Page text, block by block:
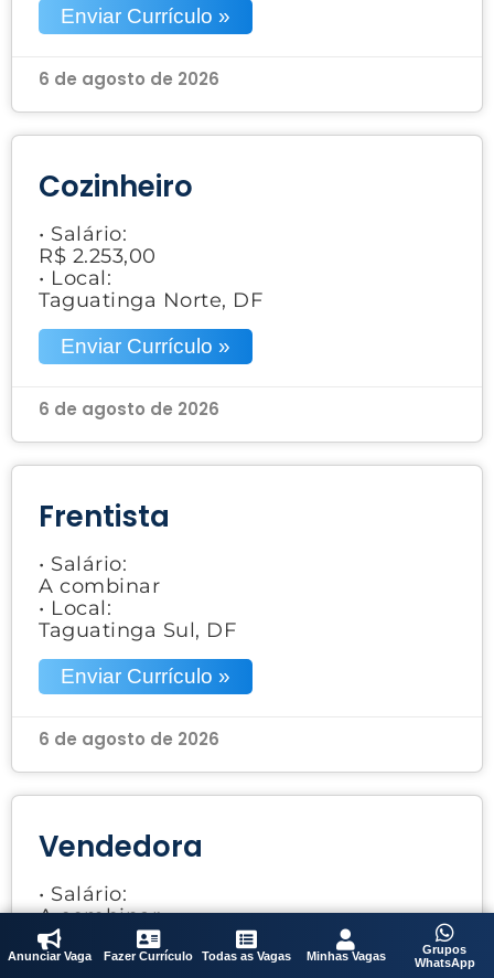
Enviar Currículo »
6 de agosto de 2026
Cozinheiro
• Salário:
R$ 2.253,00
• Local:
Taguatinga Norte, DF
Enviar Currículo »
6 de agosto de 2026
Frentista
• Salário:
A combinar
• Local:
Taguatinga Sul, DF
Enviar Currículo »
6 de agosto de 2026
Vendedora
• Salário:
A combinar
• Local:
Taguatinga Shopping, DF
Anunciar Vaga Fazer Currículo Todas as Vagas Minhas Vagas
Grupos
WhatsApp